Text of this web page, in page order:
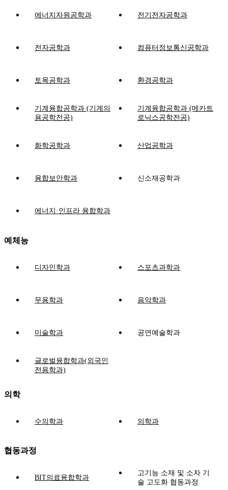
에너지자원공학과 전기전자공학과
전자공학과 컴퓨터정보통신공학과
토목공학과 환경공학과
기계융합공학과 (기계의
용공학전공)
기계융합공학과 (메카트
로닉스공학전공)
화학공학과 산업공학과
융합보안학과 신소재공학과
에너지·인프라 융합학과
예체능
디자인학과 스포츠과학과
무용학과 음악학과
미술학과 공연예술학과
글로벌융합학과(외국인
전용학과)
의학
수의학과 의학과
협동과정
BIT의료융합학과
고기능 소재 및 소자 기
술 고도화 협동과정